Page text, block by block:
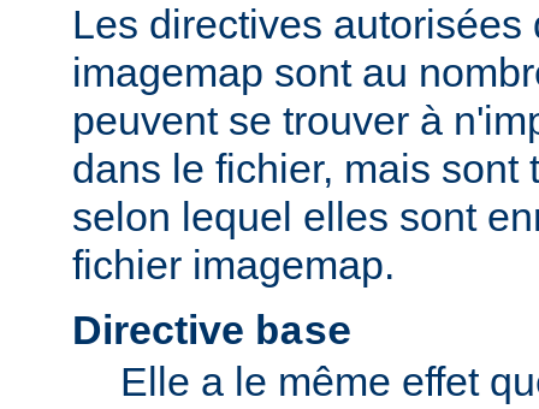
Les directives autorisées
imagemap sont au
peuvent se trouver à
dans le fichier, mais sont
selon lequel elles sont
fichier imagemap.
Directive base
Elle a le même effet